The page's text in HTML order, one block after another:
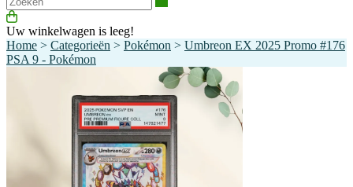
Uw winkelwagen is leeg!
Home > Categorieën > Pokémon > Umbreon EX 2025 Promo #176
PSA 9 - Pokémon